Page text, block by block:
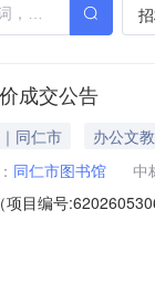
成交公告
同仁市
办公文教
同仁市图书馆
中
目编号
购单位名称：同仁